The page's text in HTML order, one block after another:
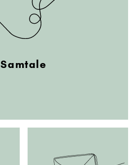
Samtale